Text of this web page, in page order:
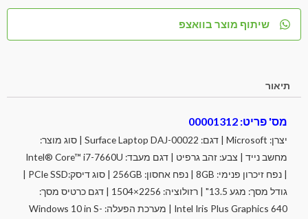
שיתוף מוצר בוואצפ
תיאור
מס' פריט: 00001312
יצרן: Microsoft | דגם: Surface Laptop DAJ-00022 | סוג מוצר:
מחשב נייד | צבע: זהב גרפיט | דגם מעבד: Intel® Core™ i7-7660U
| נפח זיכרון פנימי: 8GB | נפח אחסון: 256GB | סוג דיסק:PCIe SSD |
גודל מסך: מגע 13.5" | רזולוציה: 2256×1504 | דגם כרטיס מסך:
Intel Iris Plus Graphics 640 | מערכת הפעלה: Windows 10 in S-